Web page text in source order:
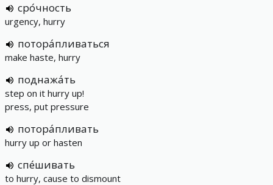
сро́чность
urgency, hurry
потора́пливаться
make haste, hurry
поднажа́ть
step on it hurry up!
press, put pressure
потора́пливать
hurry up or hasten
спе́шивать
to hurry, cause to dismount